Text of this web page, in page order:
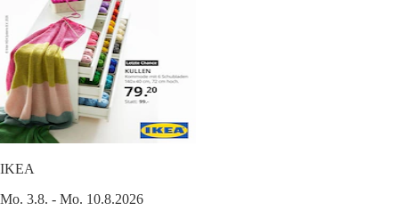
IKEA
Mo. 3.8. - Mo. 10.8.2026